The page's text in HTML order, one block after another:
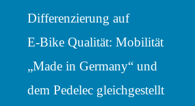
Diffe­ren­zie­rung auf
E‑Bike Quali­tät: Mobi­li­tät
„Made in Germany“ und
dem Pedelec gleichgestellt